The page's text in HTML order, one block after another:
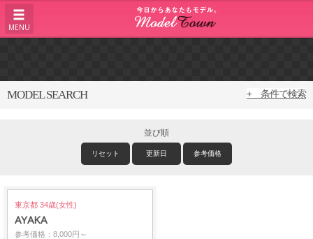
MENU
MODEL SEARCH + 条件で検索
並び順
リセット 更新日 参考価格
東京都 34歳(女性)
AYAKA
参考価格：8,000円～